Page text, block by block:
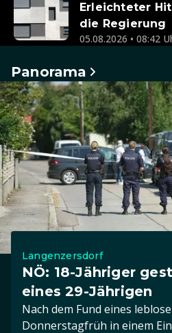
Erleichteter
die Regierung
05.08.2026 • 08:42
Panorama
Langenzersdorf
NÖ: 18-Jähriger
eines 29-Jährigen
Nach dem Fund eines
Donnerstagfrüh in einem